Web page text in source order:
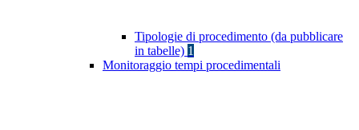
Tipologie di procedimento (da pubblicare
in tabelle) 1
Monitoraggio tempi procedimentali